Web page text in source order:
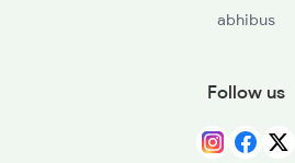
abhibus
Follow us